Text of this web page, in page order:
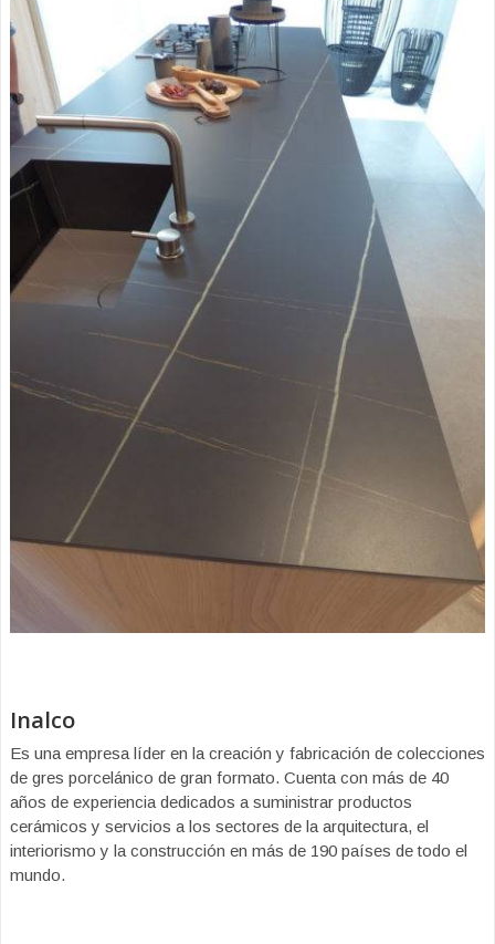
Inalco
Es una empresa líder en la creación y fabricación de colecciones
de gres porcelánico de gran formato. Cuenta con más de 40
años de experiencia dedicados a suministrar productos
cerámicos y servicios a los sectores de la arquitectura, el
interiorismo y la construcción en más de 190 países de todo el
mundo.